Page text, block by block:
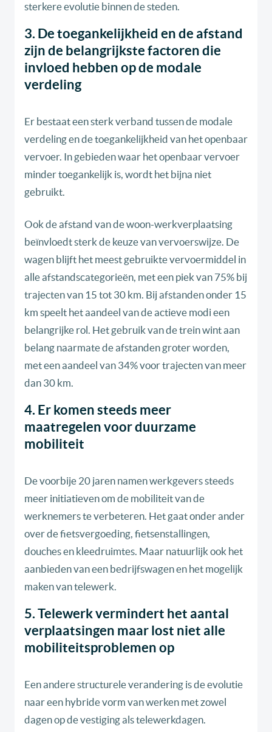
sterkere evolutie binnen de steden.
3. De toegankelijkheid en de afstand
zijn de belangrijkste factoren die
invloed hebben op de modale
verdeling
Er bestaat een sterk verband tussen de modale
verdeling en de toegankelijkheid van het openbaar
vervoer. In gebieden waar het openbaar vervoer
minder toegankelijk is, wordt het bijna niet
gebruikt.
Ook de afstand van de woon-werkverplaatsing
beïnvloedt sterk de keuze van vervoerswijze. De
wagen blijft het meest gebruikte vervoermiddel in
alle afstandscategorieën, met een piek van 75% bij
trajecten van 15 tot 30 km. Bij afstanden onder 15
km speelt het aandeel van de actieve modi een
belangrijke rol. Het gebruik van de trein wint aan
belang naarmate de afstanden groter worden,
met een aandeel van 34% voor trajecten van meer
dan 30 km.
4. Er komen steeds meer
maatregelen voor duurzame
mobiliteit
De voorbije 20 jaren namen werkgevers steeds
meer initiatieven om de mobiliteit van de
werknemers te verbeteren. Het gaat onder ander
over de fietsvergoeding, fietsenstallingen,
douches en kleedruimtes. Maar natuurlijk ook het
aanbieden van een bedrijfswagen en het mogelijk
maken van telewerk.
5. Telewerk vermindert het aantal
verplaatsingen maar lost niet alle
mobiliteitsproblemen op
Een andere structurele verandering is de evolutie
naar een hybride vorm van werken met zowel
dagen op de vestiging als telewerkdagen.